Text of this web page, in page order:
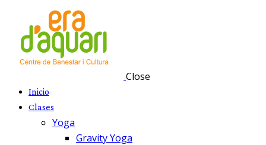
Close
Inicio
Clases
Yoga
Gravity Yoga